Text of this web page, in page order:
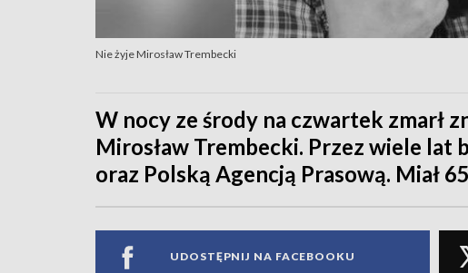
Nie żyje Mirosław Trembecki
W nocy ze środy na czwartek zmarł
Mirosław Trembecki. Przez wiele lat
oraz Polską Agencją Prasową. Miał
UDOSTĘPNIJ NA FACEBOOKU